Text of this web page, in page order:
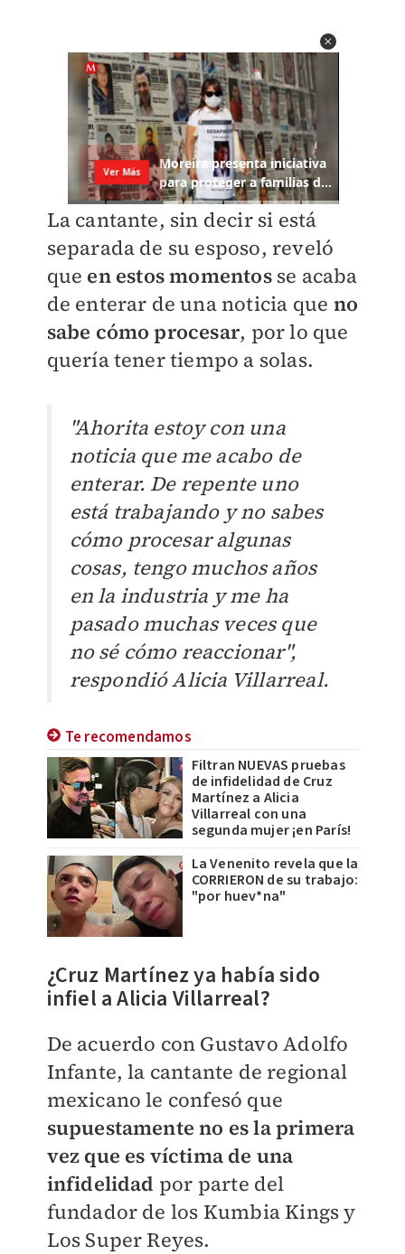
La cantante, sin decir si está
separada de su esposo, reveló
que en estos momentosse acaba
de enterar de una noticia que no
sabe cómo procesar, por lo que
quería tener tiempo a solas.
"Ahorita estoy con una
noticia que me acabo de
enterar. De repente uno
está trabajando y no sabes
cómo procesar algunas
cosas, tengo muchos años
en la industria y me ha
pasado muchas veces que
no sé cómo reaccionar",
respondió Alicia Villarreal.
Te recomendamos
Filtran NUEVAS pruebas
de infidelidad de Cruz
Martínez a Alicia
Villarreal con una
segunda mujer ¡en París!
La Venenito revela que la
CORRIERON de su trabajo:
"por huev*na"
¿Cruz Martínez ya había sido
infiel a Alicia Villarreal?
De acuerdo con Gustavo Adolfo
Infante, la cantante de regional
mexicano le confesó que
supuestamente no es la primera
vez que es víctima de una
infidelidad por parte del
fundador de los Kumbia Kings y
Los Super Reyes.